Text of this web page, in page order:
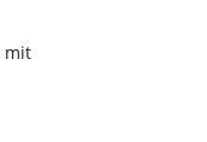
mit